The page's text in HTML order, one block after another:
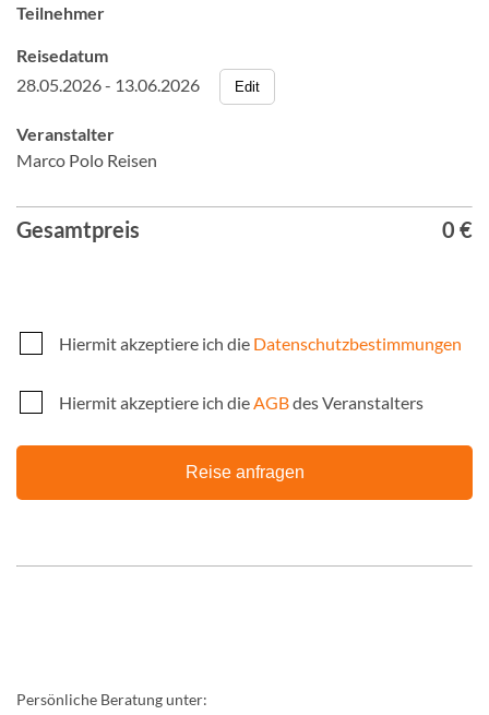
Teilnehmer
Reisedatum
28.05.2026 - 13.06.2026
Edit
Veranstalter
Marco Polo Reisen
Gesamtpreis 0 €
Hiermit akzeptiere ich die Datenschutzbestimmungen
Hiermit akzeptiere ich dieAGBdes Veranstalters
Reise anfragen
Persönliche Beratung unter: